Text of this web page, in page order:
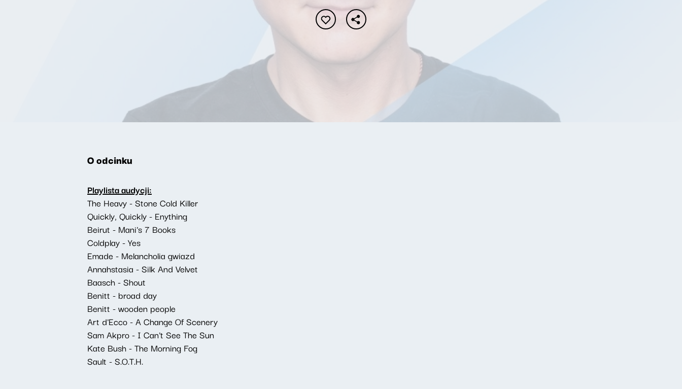
O odcinku
Playlista audycji:
The Heavy - Stone Cold Killer
Quickly, Quickly - Enything
Beirut - Mani's 7 Books
Coldplay - Yes
Emade - Melancholia gwiazd
Annahstasia - Silk And Velvet
Baasch - Shout
Benitt - broad day
Benitt - wooden people
Art d'Ecco - A Change Of Scenery
Sam Akpro - I Can't See The Sun
Kate Bush - The Morning Fog
Sault - S.O.T.H.